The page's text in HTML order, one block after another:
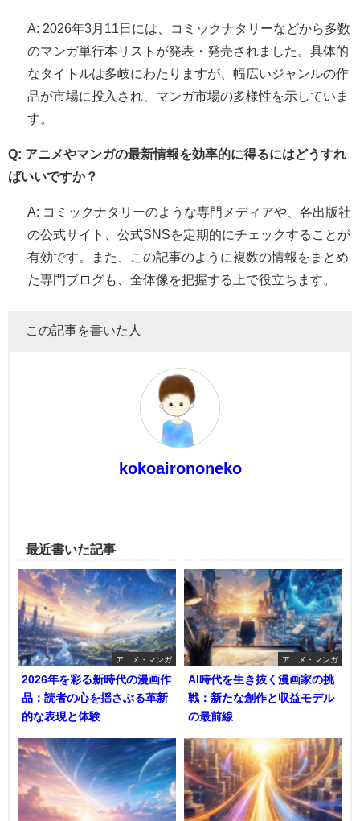
A: 2026年3月11日には、コミックナタリーなどから多数
のマンガ単行本リストが発表・発売されました。具体的
なタイトルは多岐にわたりますが、幅広いジャンルの作
品が市場に投入され、マンガ市場の多様性を示していま
す。
Q: アニメやマンガの最新情報を効率的に得るにはどうすれ
ばいいですか？
A: コミックナタリーのような専門メディアや、各出版社
の公式サイト、公式SNSを定期的にチェックすることが
有効です。また、この記事のように複数の情報をまとめ
た専門ブログも、全体像を把握する上で役立ちます。
この記事を書いた人
kokoairononeko
最近書いた記事
アニメ・マンガ
2026年を彩る新時代の漫画作
品：読者の心を揺さぶる革新
的な表現と体験
アニメ・マンガ
AI時代を生き抜く漫画家の挑
戦：新たな創作と収益モデル
の最前線